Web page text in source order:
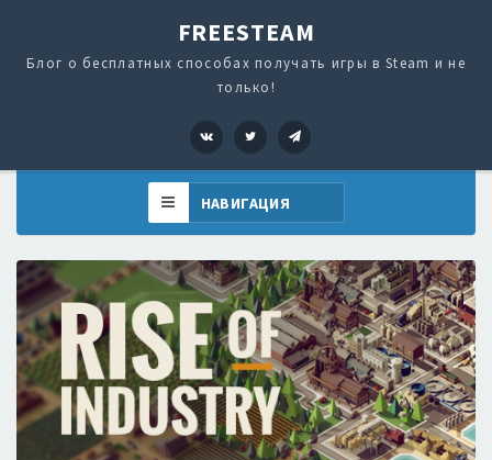
FREESTEAM
Блог о бесплатных способах получать игры в Steam и не
только!
VK Twitter